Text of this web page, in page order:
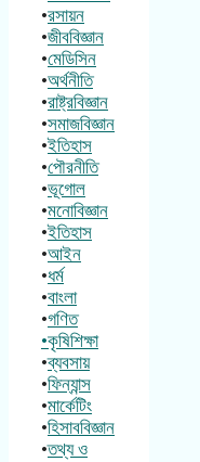
•রসায়ন
•জীববিজ্ঞান
•মেডিসিন
•অর্থনীতি
•রাষ্ট্রবিজ্ঞান
•সমাজবিজ্ঞান
•ইতিহাস
•পৌরনীতি
•ভূগোল
•মনোবিজ্ঞান
•ইতিহাস
•আইন
•ধর্ম
•বাংলা
•গণিত
•কৃষিশিক্ষা
•ব্যবসায়
•ফিন্যান্স
•মার্কেটিং
•হিসাববিজ্ঞান
•তথ্য ও